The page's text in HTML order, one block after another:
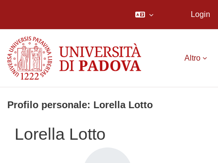
Login
Altro
Profilo personale: Lorella Lotto
Lorella Lotto